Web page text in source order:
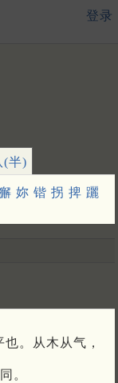
登录
(半)
妳 锴 拐 捭 躧
。从木从气，
。